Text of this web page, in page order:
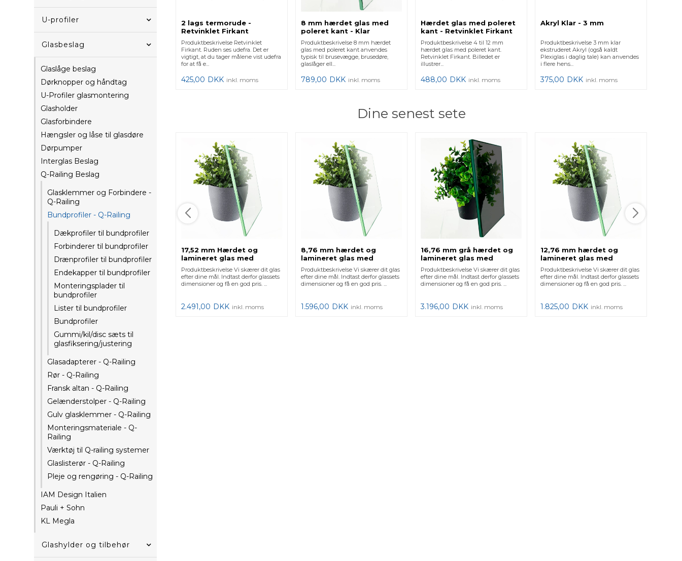
U-profiler
Glasbeslag
Glaslåge beslag
Dørknopper og håndtag
U-Profiler glasmontering
Glasholder
Glasforbindere
Hængsler og låse til glasdøre
Dørpumper
Interglas Beslag
Q-Railing Beslag
Glasklemmer og Forbindere -
Q-Railing
Bundprofiler - Q-Railing
Dækprofiler til bundprofiler
Forbinderer til bundprofiler
Drænprofiler til bundprofiler
Endekapper til bundprofiler
Monteringsplader til
bundprofiler
Lister til bundprofiler
Bundprofiler
Gummi/kil/disc sæts til
glasfiksering/justering
Glasadapterer - Q-Railing
Rør - Q-Railing
Fransk altan - Q-Railing
Gelænderstolper - Q-Railing
Gulv glasklemmer - Q-Railing
Monteringsmateriale - Q-
Railing
Værktøj til Q-railing systemer
Glaslisterør - Q-Railing
Pleje og rengøring - Q-Railing
IAM Design Italien
Pauli + Sohn
KL Megla
Glashylder og tilbehør
2 lags termorude -
Retvinklet Firkant
Produktbeskrivelse Retvinklet
Firkant. Ruden ses udefra. Det er
vigtigt, at du tager målene vist udefra
for at få e...
425,00 DKK inkl. moms
8 mm hærdet glas med
poleret kant - Klar
Produktbeskrivelse 8 mm hærdet
glas med poleret kant anvendes
typisk til brusevægge, brusedøre,
glaslåger ell...
789,00 DKK inkl. moms
Hærdet glas med poleret
kant - Retvinklet Firkant
Produktbeskrivelse 4 til 12 mm
hærdet glas med poleret kant.
Retvinklet Firkant. Billedet er
illustrer...
488,00 DKK inkl. moms
Akryl Klar - 3 mm
Produktbeskrivelse 3 mm klar
ekstruderet Akryl (også kaldt
Plexiglas i daglig tale) kan anvendes
i flere hens...
375,00 DKK inkl. moms
Dine senest sete
17,52 mm Hærdet og
lamineret glas med
poleret kant
Produktbeskrivelse Vi skærer dit glas
efter dine mål. Indtast derfor glassets
dimensioner og få en god pris. ...
2.491,00 DKK inkl. moms
8,76 mm hærdet og
lamineret glas med
poleret kant
Produktbeskrivelse Vi skærer dit glas
efter dine mål. Indtast derfor glassets
dimensioner og få en god pris. ...
1.596,00 DKK inkl. moms
16,76 mm grå hærdet og
lamineret glas med
poleret kant
Produktbeskrivelse Vi skærer dit glas
efter dine mål. Indtast derfor glassets
dimensioner og få en god pris. ...
3.196,00 DKK inkl. moms
12,76 mm hærdet og
lamineret glas med
poleret kant
Produktbeskrivelse Vi skærer dit glas
efter dine mål. Indtast derfor glassets
dimensioner og få en god pris. ...
1.825,00 DKK inkl. moms